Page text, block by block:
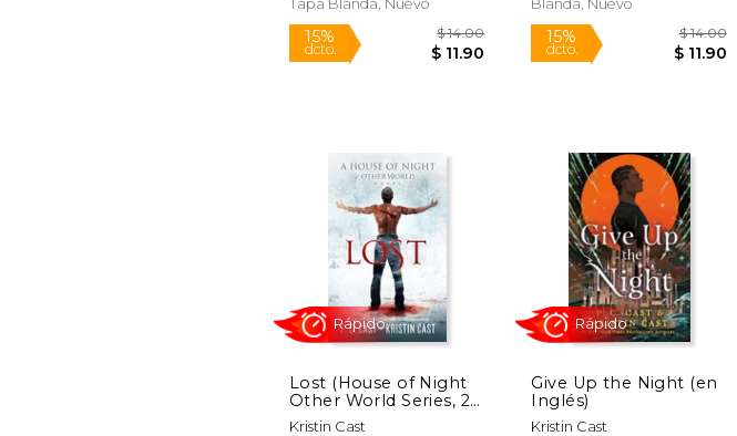
Tapa Blanda, Nuevo
15%
dcto.
$ 14.00
$ 11.90
Blanda, Nuevo
15%
dcto.
Lost (House of Night
Other World Series, 2)
(en Inglés)
Kristin Cast
Give Up the Night (en
Inglés)
Kristin Cast